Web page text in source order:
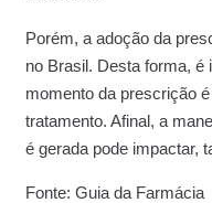
Porém, a adoção da
no Brasil. Desta forma, é
momento da prescrição
tratamento. Afinal, a
é gerada pode impactar,
Fonte: Guia da Farmácia